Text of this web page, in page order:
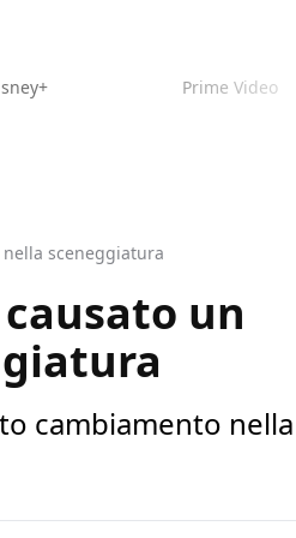
Prime Video
sceneggiatura
un
cambiamento nella